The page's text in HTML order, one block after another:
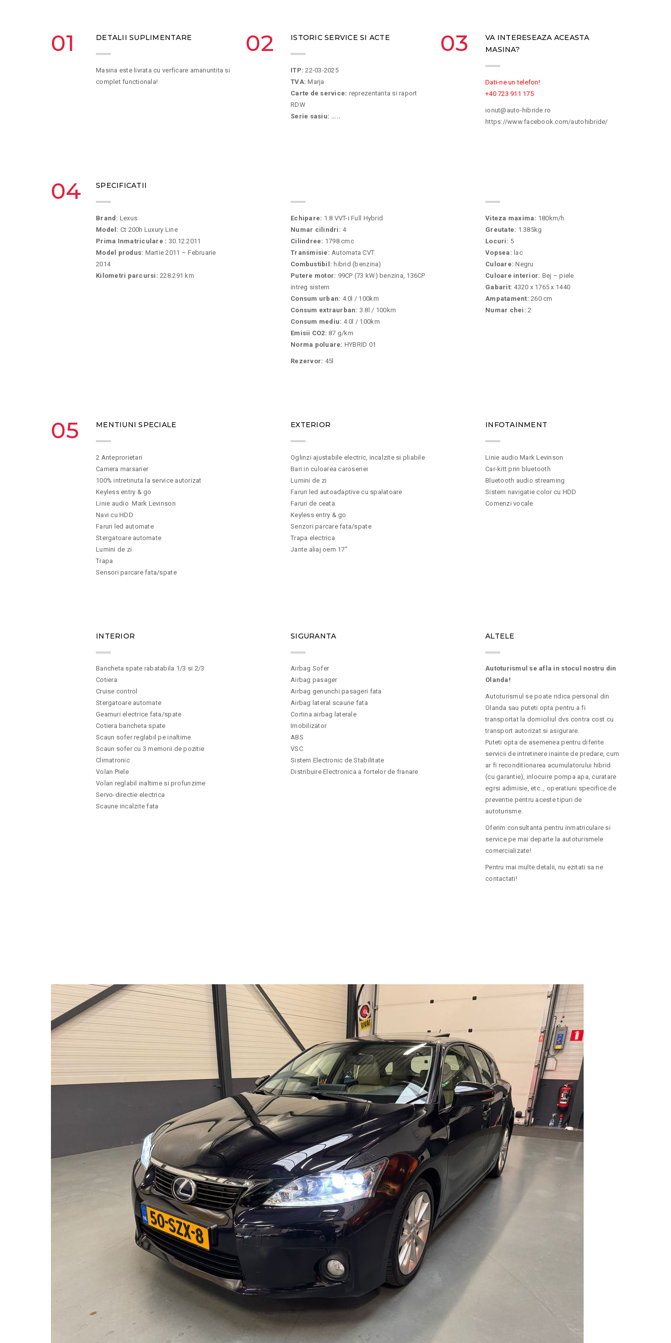
01 DETALII SUPLIMENTARE
Masina este livrata cu verficare amanuntita si
complet functionala!
02 ISTORIC SERVICE SI ACTE
ITP: 22-03-2025
TVA: Marja
Carte de service: reprezentanta si raport
RDW
Serie sasiu: …..
03
VA INTERESEAZA ACEASTA
MASINA?
Dati-ne un telefon!
+40 723 911 175
ionut@auto-hibride.ro
https://www.facebook.com/autohibride/
04 SPECIFICATII
Brand: Lexus
Model: Ct 200h Luxury Line
Prima Inmatriculare : 30.12.2011
Model produs: Martie 2011 – Februarie
2014
Kilometri parcursi: 228.291 km
Echipare: 1.8 VVT-i Full Hybrid
Numar cilindri: 4
Cilindree: 1798 cmc
Transmisie: Automata CVT
Combustibil: hibrid (benzina)
Putere motor: 99CP (73 kW) benzina, 136CP
intreg sistem
Consum urban: 4.0l / 100km
Consum extraurban: 3.8l / 100km
Consum mediu: 4.0l / 100km
Emisii CO2: 87 g/km
Norma poluare: HYBRID 01
Rezervor: 45l
Viteza maxima: 180km/h
Greutate: 1.385kg
Locuri: 5
Vopsea:lac
Culoare:Negru
Culoare interior: Bej – piele
Gabarit: 4320 x 1765 x 1440
Ampatament: 260 cm
Numar chei: 2
05 MENTIUNI SPECIALE
2 Anteprorietari
Camera marsarier
100% intretinuta la service autorizat
Keyless entry & go
Linie audio Mark Levinson
Navi cu HDD
Faruri led automate
Stergatoare automate
Lumini de zi
Trapa
Sensori parcare fata/spate
EXTERIOR
Oglinzi ajustabile electric, incalzite si pliabile
Bari in culoarea caroseriei
Lumini de zi
Faruri led autoadaptive cu spalatoare
Faruri de ceata
Keyless entry & go
Senzori parcare fata/spate
Trapa electrica
Jante aliaj oem 17”
INFOTAINMENT
Linie audio Mark Levinson
Car-kitt prin bluetooth
Bluetooth audio streaming
Sistem navigatie color cu HDD
Comenzi vocale
INTERIOR
Bancheta spate rabatabila 1/3 si 2/3
Cotiera
Cruise control
Stergatoare automate
Geamuri electrice fata/spate
Cotiera bancheta spate
Scaun sofer reglabil pe inaltime
Scaun sofer cu 3 memorii de pozitie
Climatronic
Volan Piele
Volan reglabil inaltime si profunzime
Servo-directie electrica
Scaune incalzite fata
SIGURANTA
Airbag Sofer
Airbag pasager
Airbag genunchi pasageri fata
Airbag lateral scaune fata
Cortina airbag laterale
Imobilizator
ABS
VSC
Sistem Electronic de Stabilitate
Distribuire Electronica a fortelor de franare
ALTELE
Autoturismul se afla in stocul nostru din
Olanda!
Autoturismul se poate ridica personal din
Olanda sau puteti opta pentru a fi
transportat la domiciliul dvs contra cost cu
transport autorizat si asigurare.
Puteti opta de asemenea pentru diferite
servicii de intretinere inainte de predare, cum
ar fi reconditionarea acumulatorului hibrid
(cu garantie), inlocuire pompa apa, curatare
egrsi adimisie, etc.., operatiuni specifice de
preventie pentru aceste tipuri de
autoturisme.
Oferim consultanta pentru inmatriculare si
service pe mai departe la autoturismele
comercializate!
Pentru mai multe detalii, nu ezitati sa ne
contactati!